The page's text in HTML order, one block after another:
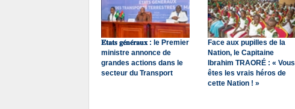
𝐄́𝐭𝐚𝐭𝐬 𝐠𝐞́𝐧𝐞́𝐫𝐚𝐮𝐱 : le Premier
ministre annonce de
grandes actions dans le
secteur du Transport
Face aux pupilles de la
Nation, le Capitaine
Ibrahim TRAORÉ : « Vous
êtes les vrais héros de
cette Nation ! »